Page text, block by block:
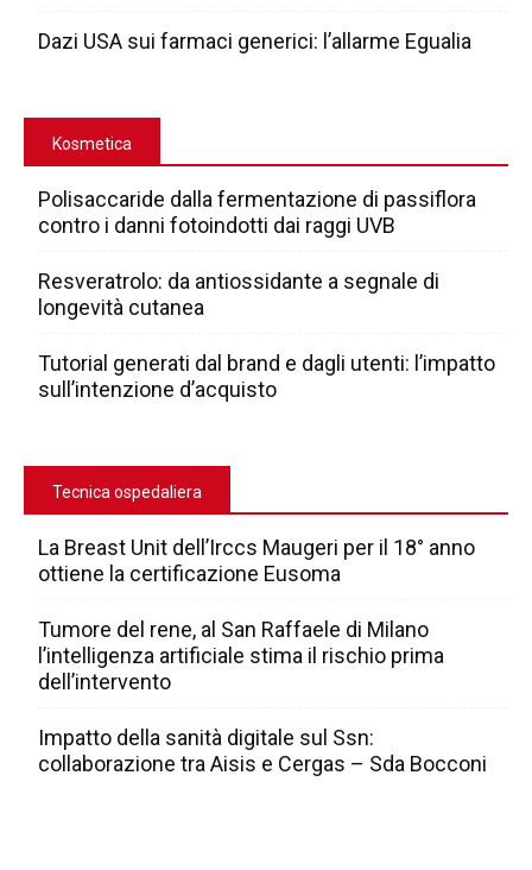
Dazi USA sui farmaci generici: l’allarme Egualia
Kosmetica
Polisaccaride dalla fermentazione di passiflora
contro i danni fotoindotti dai raggi UVB
Resveratrolo: da antiossidante a segnale di
longevità cutanea
Tutorial generati dal brand e dagli utenti: l’impatto
sull’intenzione d’acquisto
Tecnica ospedaliera
La Breast Unit dell’Irccs Maugeri per il 18° anno
ottiene la certificazione Eusoma
Tumore del rene, al San Raffaele di Milano
l’intelligenza artificiale stima il rischio prima
dell’intervento
Impatto della sanità digitale sul Ssn:
collaborazione tra Aisis e Cergas – Sda Bocconi